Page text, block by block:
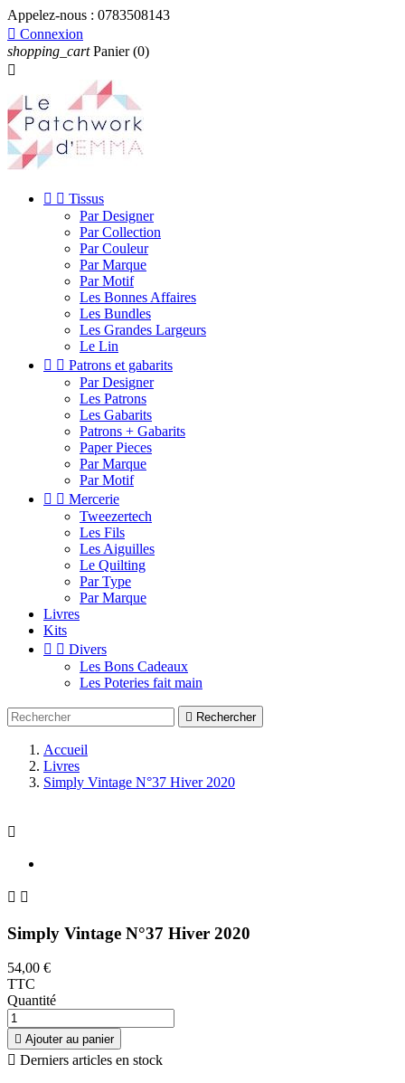
Appelez-nous : 0783508143
 Connexion
shopping_cart Panier (0)

  Tissus
Par Designer
Par Collection
Par Couleur
Par Marque
Par Motif
Les Bonnes Affaires
Les Bundles
Les Grandes Largeurs
Le Lin
  Patrons et gabarits
Par Designer
Les Patrons
Les Gabarits
Patrons + Gabarits
Paper Pieces
Par Marque
Par Motif
  Mercerie
Tweezertech
Les Fils
Les Aiguilles
Le Quilting
Par Type
Par Marque
Livres
Kits
  Divers
Les Bons Cadeaux
Les Poteries fait main
 Rechercher
Accueil
Livres
Simply Vintage N°37 Hiver 2020

 
Simply Vintage N°37 Hiver 2020
54,00 €
TTC
Quantité
 Ajouter au panier
 Derniers articles en stock